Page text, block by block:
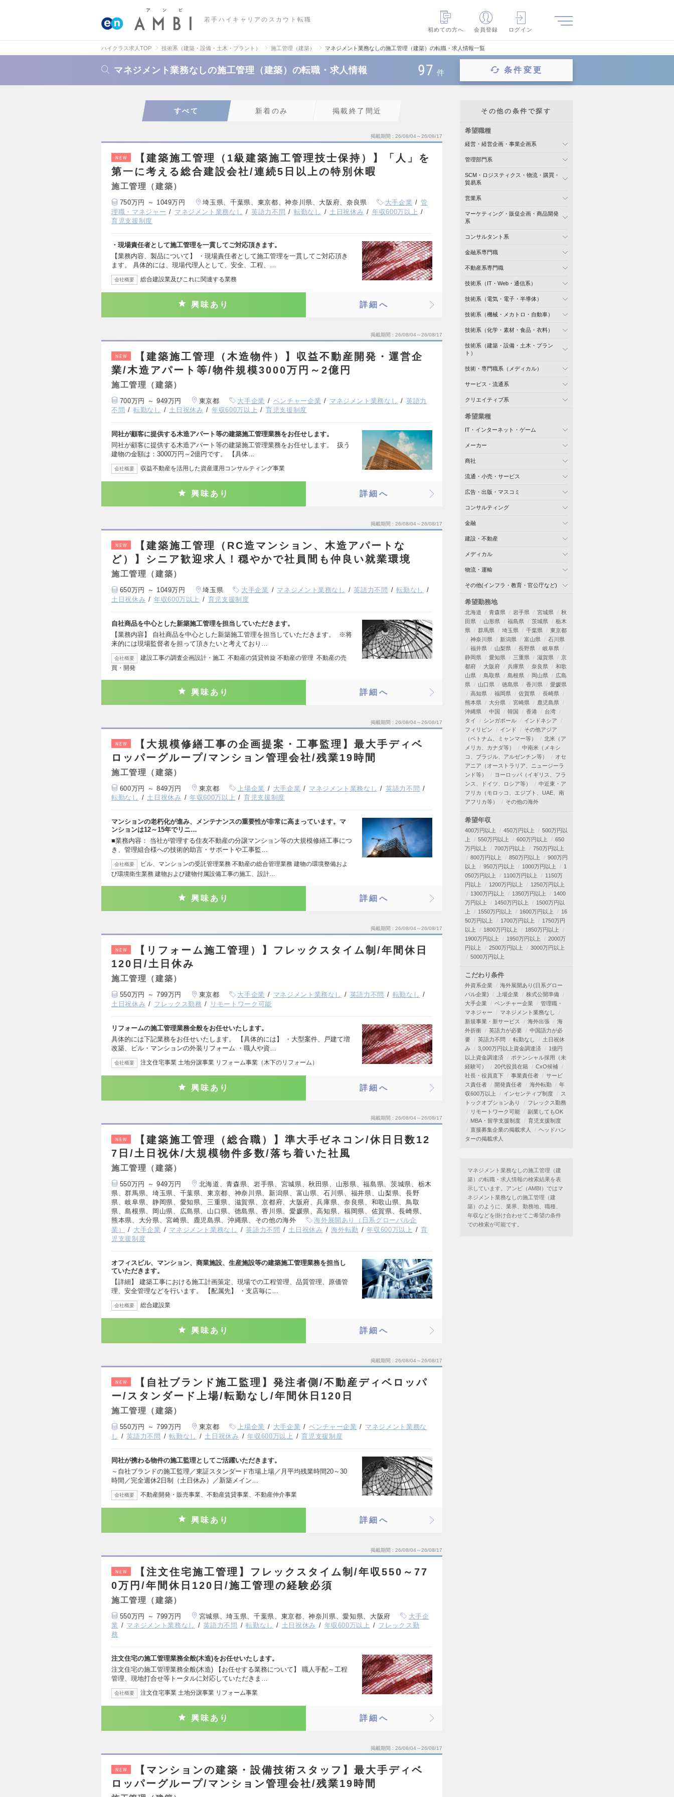
若手ハイキャリアのスカウト転職
初めての方へ
会員登録 ログイン
ハイクラス求人TOP 技術系（建築・設備・土木・プラント） 施工管理（建築） マネジメント業務なしの施工管理（建築）の転職・求人情報一覧
マネジメント業務なしの施工管理（建築）の転職・求人情報 97 件 条件変更
すべて 新着のみ 掲載終了間近
掲載期間 26/08/04～26/08/17
NEW
【建築施工管理（1級建築施工管理技士保持）】「人」を
第一に考える総合建設会社/連続5日以上の特別休暇
施工管理（建築）
750万円 ～ 1049万円 埼玉県、千葉県、東京都、神奈川県、大阪府、奈良県 大手企業
管
理職・マネジャー
マネジメント業務なし 英語力不問 転勤なし 土日祝休み
年収600万以上
育児支援制度
・現場責任者として施工管理を一貫してご対応頂きます。
【業務内容、製品について】 ・現場責任者として施工管理を一貫してご対応頂き
ます。 具体的には、現場代理人として、安全、工程、…
会社概要 総合建設業及びこれに関連する業務
興味あり 詳細へ
掲載期間 26/08/04～26/08/17
NEW
【建築施工管理（木造物件）】収益不動産開発・運営企
業/木造アパート等/物件規模3000万円～2億円
施工管理（建築）
700万円 ～ 949万円 東京都 大手企業 ベンチャー企業 マネジメント業務なし
英語力
不問
転勤なし 土日祝休み 年収600万以上 育児支援制度
同社が顧客に提供する木造アパート等の建築施工管理業務をお任せします。
同社が顧客に提供する木造アパート等の建築施工管理業務をお任せします。 扱う
建物の金額は：3000万円～2億円です。 【具体…
会社概要 収益不動産を活用した資産運用コンサルティング事業
興味あり 詳細へ
掲載期間 26/08/04～26/08/17
NEW
【建築施工管理（RC造マンション、木造アパートな
ど）】シニア歓迎求人！穏やかで社員間も仲良い就業環境
施工管理（建築）
650万円 ～ 1049万円 埼玉県 大手企業 マネジメント業務なし 英語力不問
転勤なし
土日祝休み
年収600万以上 育児支援制度
自社商品を中心とした新築施工管理を担当していただきます。
【業務内容】 自社商品を中心とした新築施工管理を担当していただきます。 ※将
来的には現場監督者を担って頂きたいと考えており…
会社概要
建設工事の調査企画設計・施工 不動産の賃貸斡旋 不動産の管理 不動産の売
買・開発
興味あり 詳細へ
掲載期間 26/08/04～26/08/17
NEW
【大規模修繕工事の企画提案・工事監理】最大手ディベ
ロッパーグループ/マンション管理会社/残業19時間
施工管理（建築）
600万円 ～ 849万円 東京都 上場企業 大手企業 マネジメント業務なし
英語力不問
転勤なし
土日祝休み 年収600万以上 育児支援制度
マンションの老朽化が進み、メンテナンスの重要性が非常に高まっています。マ
ンションは12～15年でリニ…
■業務内容： 当社が管理する住友不動産の分譲マンション等の大規模修繕工事につ
き、管理組合様への技術的助言・サポートや工事監…
会社概要
ビル、マンションの受託管理業務 不動産の総合管理業務 建物の環境整備およ
び環境衛生業務 建物および建物付属設備工事の施工、設計…
興味あり 詳細へ
掲載期間 26/08/04～26/08/17
NEW
【リフォーム施工管理）】フレックスタイム制/年間休日
120日/土日休み
施工管理（建築）
550万円 ～ 799万円 東京都 大手企業 マネジメント業務なし 英語力不問
転勤なし
土日祝休み
フレックス勤務 リモートワーク可能
リフォームの施工管理業務全般をお任せいたします。
具体的には下記業務をお任せいたします。 【具体的には】 ・大型案件、戸建て増
改築、ビル・マンションの外装リフォーム ・職人や資…
会社概要 注文住宅事業 土地分譲事業 リフォーム事業（木下のリフォーム）
興味あり 詳細へ
掲載期間 26/08/04～26/08/17
NEW
【建築施工管理（総合職）】準大手ゼネコン/休日日数12
7日/土日祝休/大規模物件多数/落ち着いた社風
施工管理（建築）
550万円 ～ 949万円
北海道、青森県、岩手県、宮城県、秋田県、山形県、福島県、茨城県、栃木
県、群馬県、埼玉県、千葉県、東京都、神奈川県、新潟県、富山県、石川県、福井県、山梨県、長野
県、岐阜県、静岡県、愛知県、三重県、滋賀県、京都府、大阪府、兵庫県、奈良県、和歌山県、鳥取
県、島根県、岡山県、広島県、山口県、徳島県、香川県、愛媛県、高知県、福岡県、佐賀県、長崎県、
熊本県、大分県、宮崎県、鹿児島県、沖縄県、その他の海外
海外展開あり（日系グローバル企
業）
大手企業 マネジメント業務なし 英語力不問 土日祝休み 海外転勤 年収600万以上
育
児支援制度
オフィスビル、マンション、商業施設、生産施設等の建築施工管理業務を担当し
ていただきます。
【詳細】 建築工事における施工計画策定、現場での工程管理、品質管理、原価管
理、安全管理などを行います。 【配属先】 ・支店毎に…
会社概要 総合建設業
興味あり 詳細へ
掲載期間 26/08/04～26/08/17
NEW
【自社ブランド施工監理】発注者側/不動産ディベロッパ
ー/スタンダード上場/転勤なし/年間休日120日
施工管理（建築）
550万円 ～ 799万円 東京都 上場企業 大手企業 ベンチャー企業
マネジメント業務な
し
英語力不問 転勤なし 土日祝休み 年収600万以上 育児支援制度
同社が携わる物件の施工監理としてご活躍いただきます。
～自社ブランドの施工監理／東証スタンダード市場上場／月平均残業時間20～30
時間／完全週休2日制（土日休み）／新築メイン…
会社概要 不動産開発・販売事業、不動産賃貸事業、不動産仲介事業
興味あり 詳細へ
掲載期間 26/08/04～26/08/17
NEW
【注文住宅施工管理】フレックスタイム制/年収550～77
0万円/年間休日120日/施工管理の経験必須
施工管理（建築）
550万円 ～ 799万円 宮城県、埼玉県、千葉県、東京都、神奈川県、愛知県、大阪府
大手企
業
マネジメント業務なし 英語力不問 転勤なし 土日祝休み 年収600万以上
フレックス勤
務
注文住宅の施工管理業務全般(木造)をお任せいたします。
注文住宅の施工管理業務全般(木造) 【お任せする業務について】 職人手配～工程
管理、現地打合せ等トータルに対応していただきま…
会社概要 注文住宅事業 土地分譲事業 リフォーム事業
興味あり 詳細へ
掲載期間 26/08/04～26/08/17
NEW
【マンションの建築・設備技術スタッフ】最大手ディベ
ロッパーグループ/マンション管理会社/残業19時間
その他の条件で探す
希望職種
経営・経営企画・事業企画系
管理部門系
SCM・ロジスティクス・物流・購買・
貿易系
営業系
マーケティング・販促企画・商品開発
系
コンサルタント系
金融系専門職
不動産系専門職
技術系（IT・Web・通信系）
技術系（電気・電子・半導体）
技術系（機械・メカトロ・自動車）
技術系（化学・素材・食品・衣料）
技術系（建築・設備・土木・プラン
ト）
技術・専門職系（メディカル）
サービス・流通系
クリエイティブ系
希望業種
IT・インターネット・ゲーム
メーカー
商社
流通・小売・サービス
広告・出版・マスコミ
コンサルティング
金融
建設・不動産
メディカル
物流・運輸
その他(インフラ・教育・官公庁など)
希望勤務地
北海道 青森県 岩手県 宮城県
秋
田県
山形県 福島県 茨城県
栃木
県
群馬県 埼玉県 千葉県
東京都
神奈川県
新潟県 富山県
石川県
福井県
山梨県 長野県
岐阜県
静岡県
愛知県 三重県 滋賀県
京
都府
大阪府 兵庫県 奈良県
和歌
山県
鳥取県 島根県 岡山県
広島
県
山口県 徳島県 香川県
愛媛県
高知県
福岡県 佐賀県
長崎県
熊本県
大分県 宮崎県
鹿児島県
沖縄県
中国 韓国 香港
台湾
タイ
シンガポール
インドネシア
フィリピン
インド
その他アジア
（ベトナム、ミャンマー等）
北米（ア
メリカ、カナダ等）
中南米（メキシ
コ、ブラジル、アルゼンチン等）
オセ
アニア（オーストラリア、ニュージーラ
ンド等）
ヨーロッパ（イギリス、フラ
ンス、ドイツ、ロシア等）
中近東・ア
フリカ（モロッコ、エジプト、UAE、南
アフリカ等）
その他の海外
希望年収
400万円以上 450万円以上
500万円以
上
550万円以上 600万円以上
650
万円以上
700万円以上
750万円以上
800万円以上
850万円以上
900万円
以上
950万円以上 1000万円以上
1
050万円以上
1100万円以上
1150万
円以上
1200万円以上
1250万円以上
1300万円以上
1350万円以上
1400
万円以上
1450万円以上
1500万円以
上
1550万円以上 1600万円以上
16
50万円以上
1700万円以上
1750万円
以上
1800万円以上
1850万円以上
1900万円以上
1950万円以上
2000万
円以上
2500万円以上
3000万円以上
5000万円以上
こだわり条件
外資系企業
海外展開あり(日系グロー
バル企業)
上場企業
株式公開準備
大手企業
ベンチャー企業
管理職・
マネジャー
マネジメント業務なし
新規事業・新サービス
海外出張
海
外折衝
英語力が必要
中国語力が必
要
英語力不問 転勤なし
土日祝休
み
3,000万円以上資金調達済
1億円
以上資金調達済
ポテンシャル採用（未
経験可）
20代役員在籍
CxO候補
社長・役員直下
事業責任者
サービ
ス責任者
開発責任者 海外転勤
年
収600万以上
インセンティブ制度
ス
トックオプションあり
フレックス勤務
リモートワーク可能
副業してもOK
MBA・留学支援制度
育児支援制度
直接募集企業の掲載求人
ヘッドハン
ターの掲載求人
マネジメント業務なしの施工管理（建
築）の転職・求人情報の検索結果を表
示しています。アンビ（AMBI）ではマ
ネジメント業務なしの施工管理（建
築）のように、業界、勤務地、職種、
年収などを掛け合わせてご希望の条件
での検索が可能です。